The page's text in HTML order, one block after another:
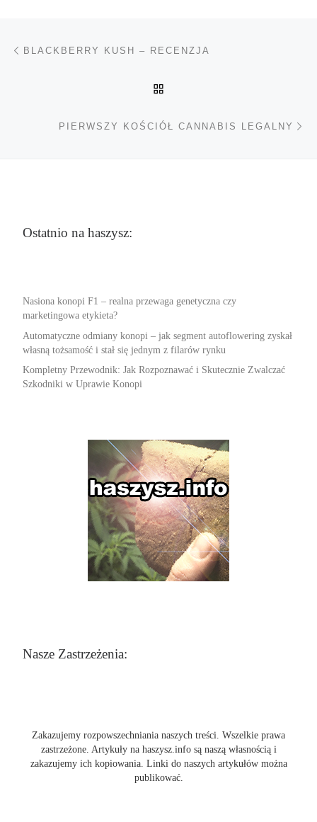
Nawigacja wpisu
BLACKBERRY KUSH – RECENZJA
PIERWSZY KOŚCIÓŁ CANNABIS LEGALNY
Ostatnio na haszysz:
Nasiona konopi F1 – realna przewaga genetyczna czy
marketingowa etykieta?
Automatyczne odmiany konopi – jak segment autoflowering zyskał
własną tożsamość i stał się jednym z filarów rynku
Kompletny Przewodnik: Jak Rozpoznawać i Skutecznie Zwalczać
Szkodniki w Uprawie Konopi
Nasze Zastrzeżenia:
Zakazujemy rozpowszechniania naszych treści. Wszelkie prawa
zastrzeżone. Artykuły na haszysz.info są naszą własnością i
zakazujemy ich kopiowania. Linki do naszych artykułów można
publikować.